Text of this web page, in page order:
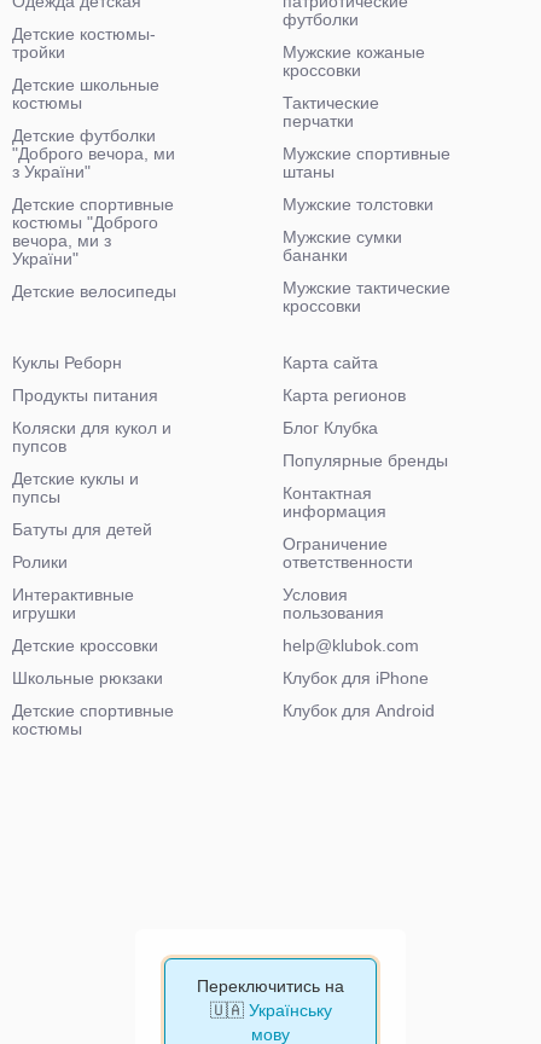
Детские костюмы-
тройки
Детские школьные
костюмы
Детские футболки
"Доброго вечора, ми
з України"
Детские спортивные
костюмы "Доброго
вечора, ми з
України"
Детские велосипеды
футболки
Мужские кожаные
кроссовки
Тактические
перчатки
Мужские спортивные
штаны
Мужские толстовки
Мужские сумки
бананки
Мужские тактические
кроссовки
Куклы Реборн
Продукты питания
Коляски для кукол и
пупсов
Детские куклы и
пупсы
Батуты для детей
Ролики
Интерактивные
игрушки
Детские кроссовки
Школьные рюкзаки
Детские спортивные
костюмы
Карта сайта
Карта регионов
Блог Клубка
Популярные бренды
Контактная
информация
Ограничение
ответственности
Условия
пользования
help@klubok.com
Клубок для iPhone
Клубок для Android
Переключитись на
🇺🇦 Українську
мову